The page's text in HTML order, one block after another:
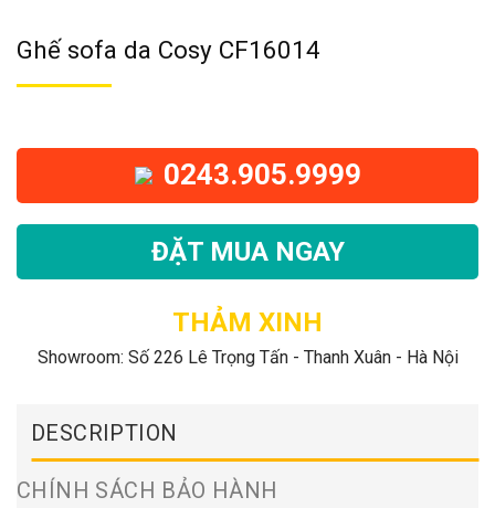
Ghế sofa da Cosy CF16014
0243.905.9999
ĐẶT MUA NGAY
THẢM XINH
Showroom: Số 226 Lê Trọng Tấn - Thanh Xuân - Hà Nội
DESCRIPTION
CHÍNH SÁCH BẢO HÀNH